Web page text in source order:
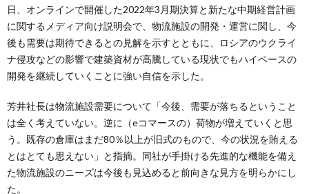
日、オンラインで開催した2022年3月期決算と新たな中期経営計画
に関するメディア向け説明会で、物流施設の開発・運営に関し、今
後も需要は期待できるとの見解を示すとともに、ロシアのウクライ
ナ侵攻などの影響で建築資材が高騰している現状でもハイペースの
開発を継続していくことに強い自信を示した。
芳井社長は物流施設需要について「今後、需要が落ちるということ
は全く考えていない。逆に（eコマースの）荷物が増えていくと思
う。既存の倉庫はまだ80％以上が旧式のもので、今の状況を賄える
とはとても思えない」と指摘。同社が手掛ける先進的な機能を備え
た物流施設のニーズは今後も見込めると前向きな見方を明らかにし
た。